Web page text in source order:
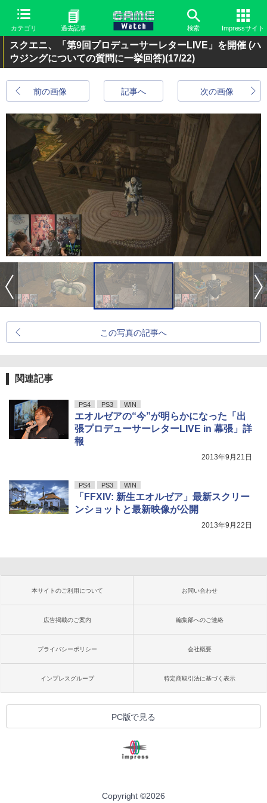
カテゴリ 過去記事 検索 Impressサイト
スクエニ、「第9回プロデューサーレターLIVE」を開催 (ハ
ウジングについての質問に一挙回答)(17/22)
前の画像 次の画像
記事へ
この写真の記事へ
関連記事
PS4 PS3 WIN
エオルゼアの“今”が明らかになった「出
張プロデューサーレターLIVE in 幕張」詳
報
2013年9月21日
PS4 PS3 WIN
「FFXIV: 新生エオルゼア」最新スクリー
ンショットと最新映像が公開
2013年9月22日
本サイトのご利用について お問い合わせ
広告掲載のご案内 編集部へのご連絡
プライバシーポリシー 会社概要
インプレスグループ 特定商取引法に基づく表示
PC版で見る
Copyright ©2026